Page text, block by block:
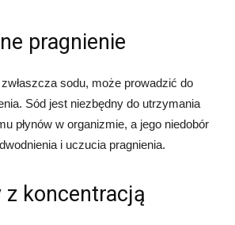
pragnienie
sodu, może prowadzić do
Sód jest niezbędny do utrzymania
płynów w organizmie, a jego niedobór
i uczucia pragnienia.
z koncentracją